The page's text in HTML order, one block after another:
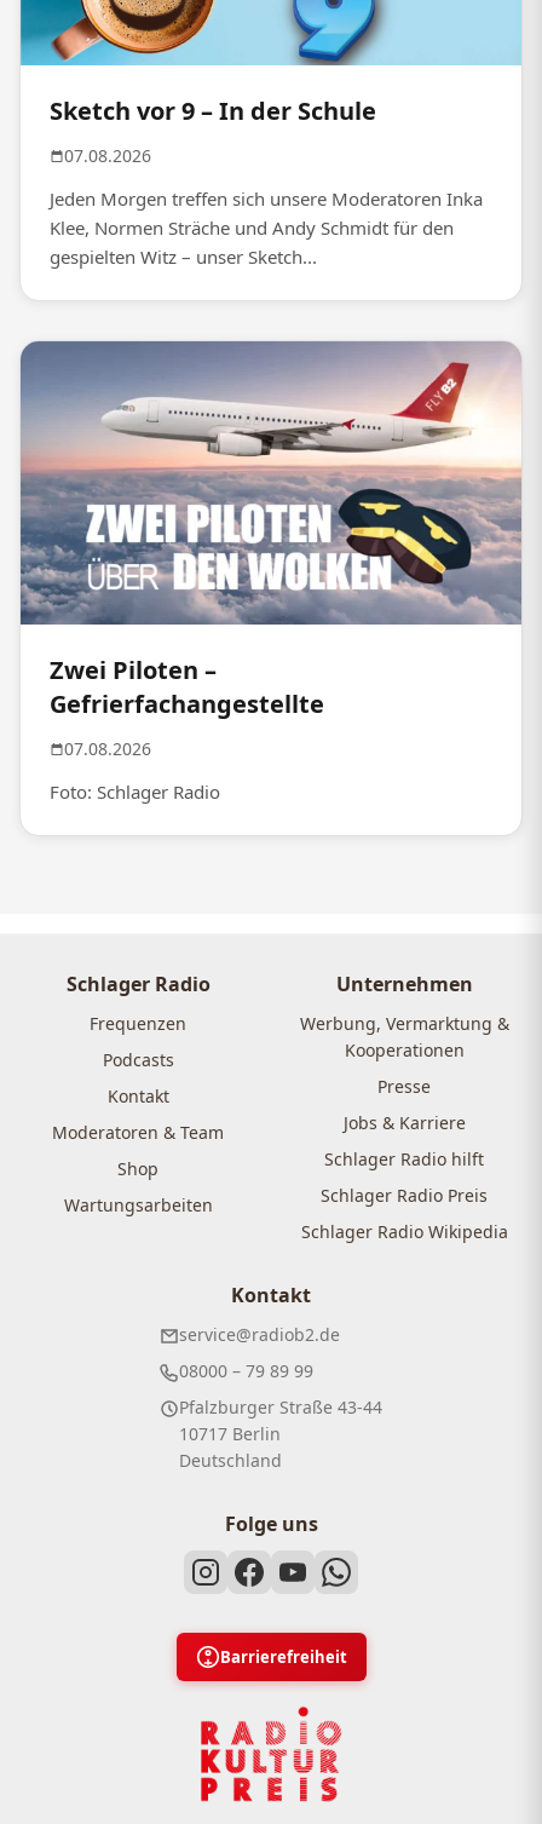
Sketch vor 9 – In der Schule
07.08.2026
Jeden Morgen treffen sich unsere Moderatoren Inka
Klee, Normen Sträche und Andy Schmidt für den
gespielten Witz – unser Sketch...
Zwei Piloten –
Gefrierfachangestellte
07.08.2026
Foto: Schlager Radio
Schlager Radio
Frequenzen
Podcasts
Kontakt
Moderatoren & Team
Shop
Wartungsarbeiten
Unternehmen
Werbung, Vermarktung &
Kooperationen
Presse
Jobs & Karriere
Schlager Radio hilft
Schlager Radio Preis
Schlager Radio Wikipedia
Kontakt
service@radiob2.de
08000 – 79 89 99
Pfalzburger Straße 43-44
10717 Berlin
Deutschland
Folge uns
Barrierefreiheit